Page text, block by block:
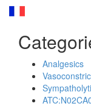
Analgesics